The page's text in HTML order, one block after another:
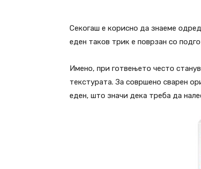
Секогаш е корисно да знаеме
еден таков трик е поврзан со
Имено, при готвењето често
текстурата. За совршено сварен
еден, што значи дека треба да